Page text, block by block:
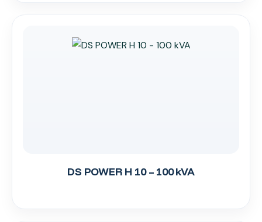
DS POWER H 10 – 100 kVA